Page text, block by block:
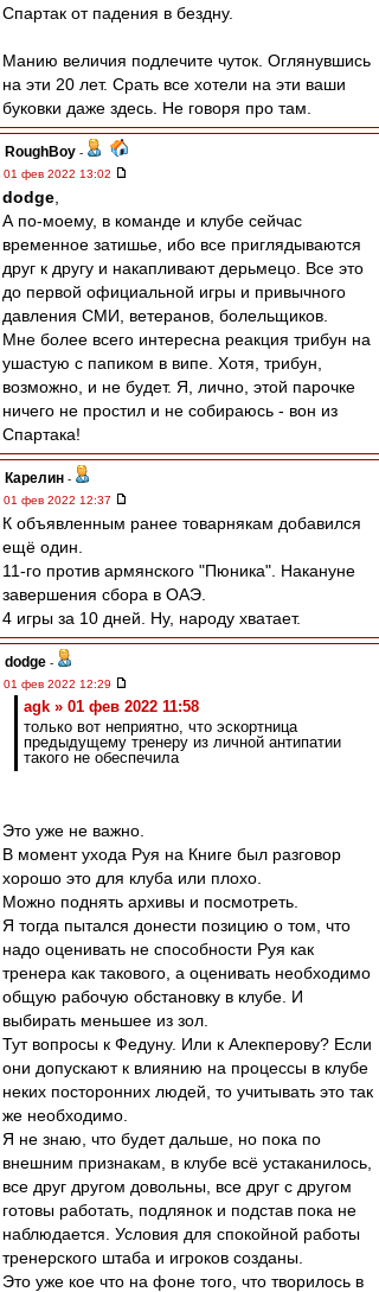
Спартак от падения в бездну.
Манию величия подлечите чуток. Оглянувшись
на эти 20 лет. Срать все хотели на эти ваши
буковки даже здесь. Не говоря про там.
RoughBoy -
01 фев 2022 13:02
dodge
А по-моему, в команде и клубе сейчас
временное затишье, ибо все приглядываются
друг к другу и накапливают дерьмецо. Все это
до первой официальной игры и привычного
давления СМИ, ветеранов, болельщиков.
Мне более всего интересна реакция трибун на
ушастую с папиком в випе. Хотя, трибун,
возможно, и не будет. Я, лично, этой парочке
ничего не простил и не собираюсь - вон из
Спартака!
Карелин -
01 фев 2022 12:37
К объявленным ранее товарнякам добавился
ещё один.
11-го против армянского "Пюника". Накануне
завершения сбора в ОАЭ.
4 игры за 10 дней. Ну, народу хватает.
dodge -
01 фев 2022 12:29
agk » 01 фев 2022 11:58
только вот неприятно, что эскортница
предыдущему тренеру из личной антипатии
такого не обеспечила
Это уже не важно.
В момент ухода Руя на Книге был разговор
хорошо это для клуба или плохо.
Можно поднять архивы и посмотреть.
Я тогда пытался донести позицию о том, что
надо оценивать не способности Руя как
тренера как такового, а оценивать необходимо
общую рабочую обстановку в клубе. И
выбирать меньшее из зол.
Тут вопросы к Федуну. Или к Алекперову? Если
они допускают к влиянию на процессы в клубе
неких посторонних людей, то учитывать это так
же необходимо.
Я не знаю, что будет дальше, но пока по
внешним признакам, в клубе всё устаканилось,
все друг другом довольны, все друг с другом
готовы работать, подлянок и подстав пока не
наблюдается. Условия для спокойной работы
тренерского штаба и игроков созданы.
Это уже кое что на фоне того, что творилось в